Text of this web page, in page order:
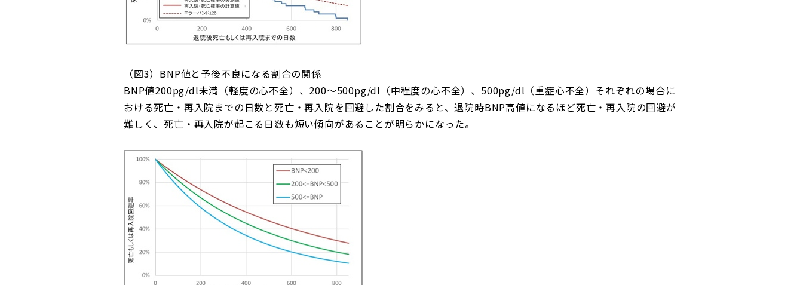
（図3）BNP値と予後不良になる割合の関係
BNP値200pg/dl未満（軽度の心不全）、200～500pg/dl（中程度の心不全）、500pg/dl（重症心不全）それぞれの場合に
おける死亡・再入院までの日数と死亡・再入院を回避した割合をみると、退院時BNP高値になるほど死亡・再入院の回避が
難しく、死亡・再入院が起こる日数も短い傾向があることが明らかになった。